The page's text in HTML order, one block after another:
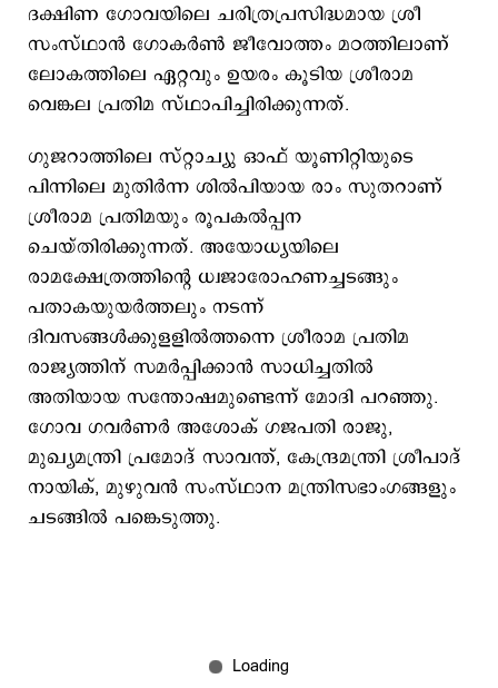
ദക്ഷിണ ഗോവയിലെ ചരിത്രപ്രസിദ്ധമായ ശ്രീ
സംസ്ഥാന്‍ ഗോകർൺ ജീവോത്തം മഠത്തിലാണ്
ലോകത്തിലെ ഏറ്റവും ഉയരം കൂടിയ ശ്രീരാമ
വെങ്കല പ്രതിമ സ്ഥാപിച്ചിരിക്കുന്നത്.
ഗുജറാത്തിലെ സ്റ്റാച്യു ഓഫ് യൂണിറ്റിയുടെ
പിന്നിലെ മുതിർന്ന ശിൽപിയായ രാം സുതറാണ്
ശ്രീരാമ പ്രതിമയും രൂപകല്‍പ്പന
ചെയ്തിരിക്കുന്നത്. അയോധ്യയിലെ
രാമക്ഷേത്രത്തിന്റെ ധ്വജാരോഹണച്ചടങ്ങും
പതാകയുയര്‍ത്തലും നടന്ന്
ദിവസങ്ങള്‍ക്കുളളില്‍ത്തന്നെ ശ്രീരാമ പ്രതിമ
രാജ്യത്തിന് സമര്‍പ്പിക്കാന്‍ സാധിച്ചതില്‍
അതിയായ സന്തോഷമുണ്ടെന്ന് മോദി പറഞ്ഞു.
ഗോവ ഗവർണർ അശോക് ഗജപതി രാജു,
മുഖ്യമന്ത്രി പ്രമോദ് സാവന്ത്, കേന്ദ്രമന്ത്രി ശ്രീപാദ്
നായിക്, മുഴുവൻ സംസ്ഥാന മന്ത്രിസഭാംഗങ്ങളും
ചടങ്ങിൽ പങ്കെടുത്തു.